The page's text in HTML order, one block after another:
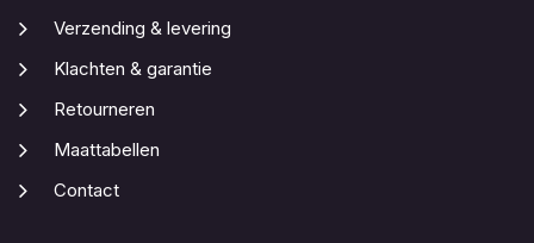
Verzending & levering
Klachten & garantie
Retourneren
Maattabellen
Contact